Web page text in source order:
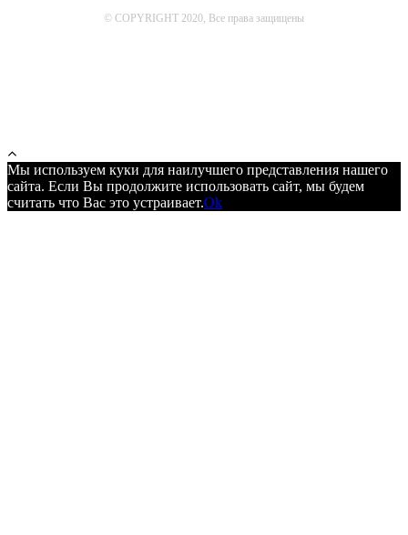
© COPYRIGHT 2020, Все права защищены
Мы используем куки для наилучшего представления нашего
сайта. Если Вы продолжите использовать сайт, мы будем
считать что Вас это устраивает.Ok